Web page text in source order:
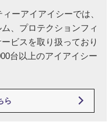
ーアイアイシーでは、
、プロテクションフィ
ビスを取り扱っており
台以上のアイアイシー
ら